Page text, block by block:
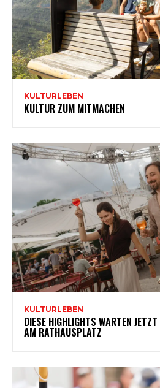
KULTURLEBEN
KULTUR ZUM MITMACHEN
KULTURLEBEN
DIESE HIGHLIGHTS WARTEN
AM RATHAUSPLATZ